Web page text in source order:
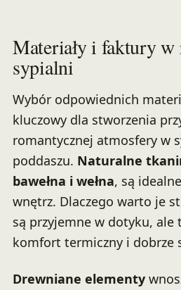
Materiały i faktury w
sypialni
Wybór odpowiednich
kluczowy dla stworzenia
romantycznej atmosfery w
poddaszu. Naturalne
bawełna i wełna, są
wnętrz. Dlaczego warto je
są przyjemne w dotyku, ale
komfort termiczny i dobrze
Drewniane elementy